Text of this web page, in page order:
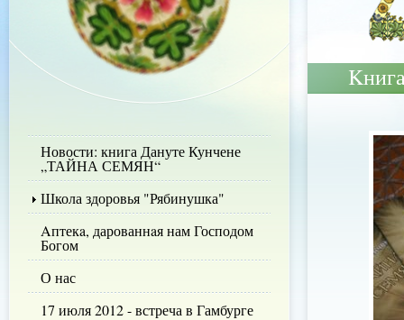
Новости: книга Дануте Кунчене
„ТАЙНА СЕМЯН“
Школа здоровья "Рябинушка"
Aптекa, дарованнaя нам Господом
Богом
О нас
17 июля 2012 - встреча в Гамбурге